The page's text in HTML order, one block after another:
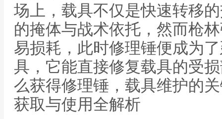
场上，载具不仅是快速转移
的掩体与战术依托，然而枪
易损耗，此时修理锤便成为
具，它能直接修复载具的受
么获得修理锤，载具维护的
获取与使用全解析